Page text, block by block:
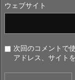
ウェブサイト
次回のコメントで
アドレス、サイト